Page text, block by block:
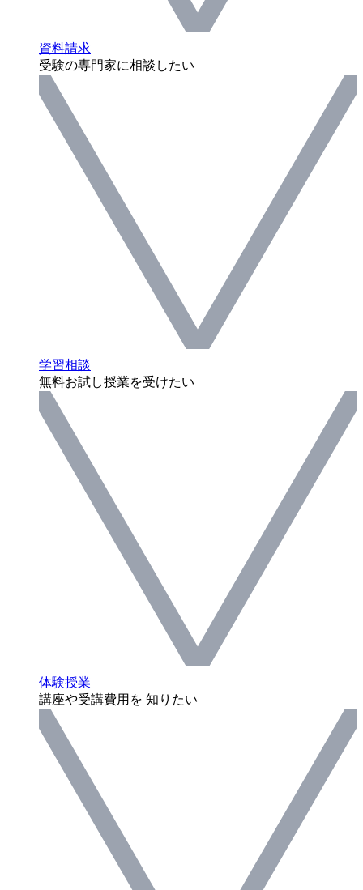
資料請求
受験の専門家に相談したい
学習相談
無料お試し授業を受けたい
体験授業
講座や受講費用を 知りたい